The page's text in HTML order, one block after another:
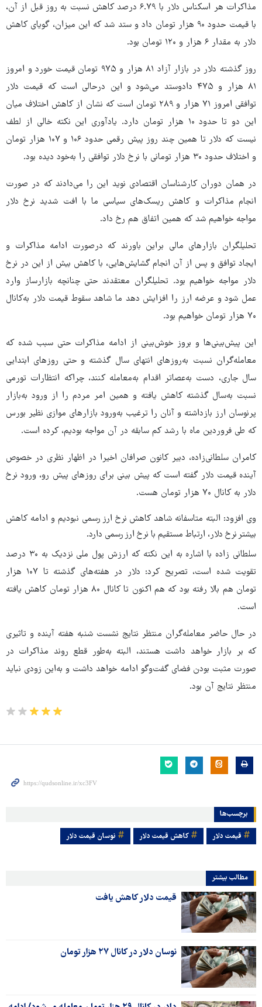
مذاکرات هر اسکناس دلار با ۶.۷۹ درصد کاهش نسبت به روز قبل از آن،
با قیمت حدود ۹۰ هزار تومان داد و ستد شد که این میزان، گویای کاهش
دلار به مقدار ۶ هزار و ۱۲۰ تومان بود.
روز گذشته دلار در بازار آزاد ۸۱ هزار و ۹۷۵ تومان قیمت خورد و امروز
۸۱ هزار و ۴۷۵ دادوستد می‌شود و این درحالی است که قیمت دلار
توافقی امروز ۷۱ هزار و ۲۸۹ تومان است که نشان از کاهش اختلاف میان
این دو تا حدود ۱۰ هزار تومان دارد. یادآوری این نکته خالی از لطف
نیست که دلار تا همین چند روز پیش رقمی حدود ۱۰۶ و ۱۰۷ هزار تومان
و اختلاف حدود ۳۰ هزار تومانی با نرخ دلار توافقی را به‌خود دیده بود.
در همان دوران کارشناسان اقتصادی نوید این را می‌دادند که در صورت
انجام مذاکرات و کاهش ریسک‌های سیاسی ما با افت شدید نرخ دلار
مواجه خواهیم شد که همین اتفاق هم رخ داد.
تحلیلگران بازارهای مالی براین باورند که درصورت ادامه مذاکرات و
ایجاد توافق و پس از آن انجام گشایش‌هایی، با کاهش بیش از این در نرخ
دلار مواجه خواهیم بود. تحلیلگران معتقدند حتی چنانچه بازارساز وارد
عمل شود و عرضه ارز را افزایش دهد ما شاهد سقوط قیمت دلار به‌کانال
۷۰ هزار تومان خواهیم بود.
این پیش‌بینی‌ها و بروز خوش‌بینی از ادامه مذاکرات حتی سبب شده که
معامله‌گران نسبت به‌روزهای انتهای سال گذشته و حتی روزهای ابتدایی
سال جاری، دست به‌عصاتر اقدام به‌معامله کنند، چراکه انتظارات تورمی
نسبت به‌سال گذشته کاهش یافته و همین امر مردم را از ورود به‌بازار
پرنوسان ارز بازداشته و آنان را ترغیب به‌ورود بازارهای موازی نظیر بورس
که طی فروردین ماه با رشد کم سابقه‌ در آن مواجه بودیم، کرده است.
کامران سلطانی‌زاده، دبیر کانون صرافان اخیرا در اظهار نظری در خصوص
آینده قیمت دلار گفته است که پیش بینی برای روزهای پیش رو، ورود نرخ
دلار به کانال ۷۰ هزار تومان هست.
وی افزود: البته متاسفانه شاهد کاهش نرخ ارز رسمی نبودیم و ادامه کاهش
بیشتر نرخ دلار، ارتباط مستقیم با نرخ ارز رسمی دارد.
سلطانی زاده‌ با اشاره به این نکته که ارزش پول ملی نزدیک به ۳۰ درصد
تقویت شده است، تصریح کرد: دلار در هفته‌های گذشته تا ۱۰۷ هزار
تومان هم بالا رفته بود که هم اکنون تا کانال ۸۰ هزار تومان کاهش یافته
است.
در حال حاضر معامله‌گران منتظر نتایج نشست شنبه هفته آینده و تاثیری
که بر بازار خواهد داشت هستند، البته به‌طور قطع روند مذاکرات در
صورت مثبت بودن فضای گفت‌وگو ادامه خواهد داشت و به‌این زودی نباید
منتظر نتایج آن بود.
برچسب‌ها
قیمت دلار کاهش قیمت دلار نوسان قیمت دلار
مطالب بیشتر
قیمت دلار کاهش یافت
نوسان دلار در کانال ۲۷ هزار تومان